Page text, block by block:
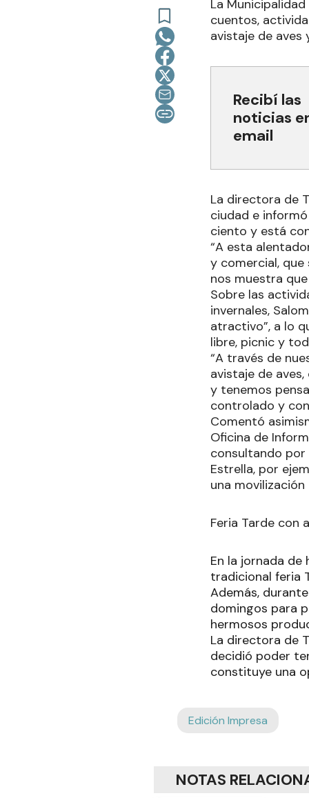
La
cuentos,
avistaje de
Recibí las
noticias
email
La directora de
ciudad e
ciento y está
“A esta
y comercial,
nos muestra
Sobre las
invernales,
atractivo”, a lo
libre, picnic y
“A través de
avistaje de
y tenemos
controlado y
Comentó
Oficina de
consultando por
Estrella, por
una
Feria Tarde con
En la jornada de
tradicional feria
Además,
domingos para
hermosos
La directora de
decidió poder
constituye una
Edición Impresa
NOTAS